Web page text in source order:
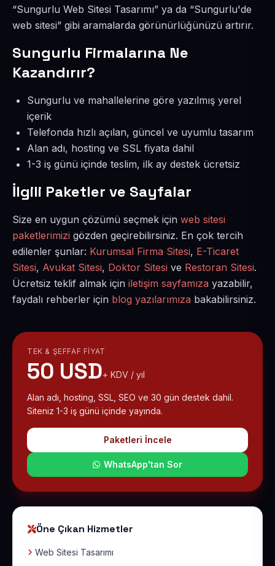
“Sungurlu Web Sitesi Tasarımı” ya da “Sungurlu'de
web sitesi” gibi aramalarda görünürlüğünüzü artırır.
Sungurlu Firmalarına Ne
Kazandırır?
Sungurlu ve mahallelerine göre yazılmış yerel
içerik
Telefonda hızlı açılan, güncel ve uyumlu tasarım
Alan adı, hosting ve SSL fiyata dahil
1-3 iş günü içinde teslim, ilk ay destek ücretsiz
İlgili Paketler ve Sayfalar
Size en uygun çözümü seçmek için web sitesi
paketlerimizi gözden geçirebilirsiniz. En çok tercih
edilenler şunlar: Kurumsal Firma Sitesi, E-Ticaret
Sitesi, Avukat Sitesi, Doktor Sitesi ve Restoran Sitesi.
Ücretsiz teklif almak için iletişim sayfamıza yazabilir,
faydalı rehberler için blog yazılarımıza bakabilirsiniz.
TEK & ŞEFFAF FIYAT
50 USD+ KDV / yıl
Alan adı, hosting, SSL, SEO ve 30 gün destek dahil.
Siteniz 1-3 iş günü içinde yayında.
Paketleri İncele
WhatsApp'tan Sor
Öne Çıkan Hizmetler
Web Sitesi Tasarımı